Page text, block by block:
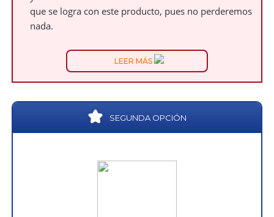
que se logra con este producto, pues no perderemos
nada.
LEER MÁS
SEGUNDA OPCIÓN